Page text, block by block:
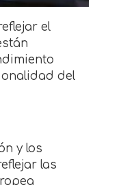
el
del
y los
las